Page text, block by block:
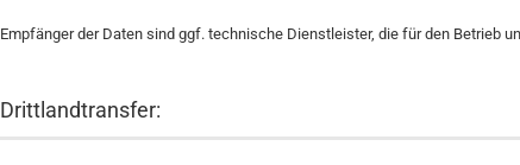
Empfänger der Daten sind ggf. technische Dienstleister, die für den Betrieb
Drittlandtransfer: